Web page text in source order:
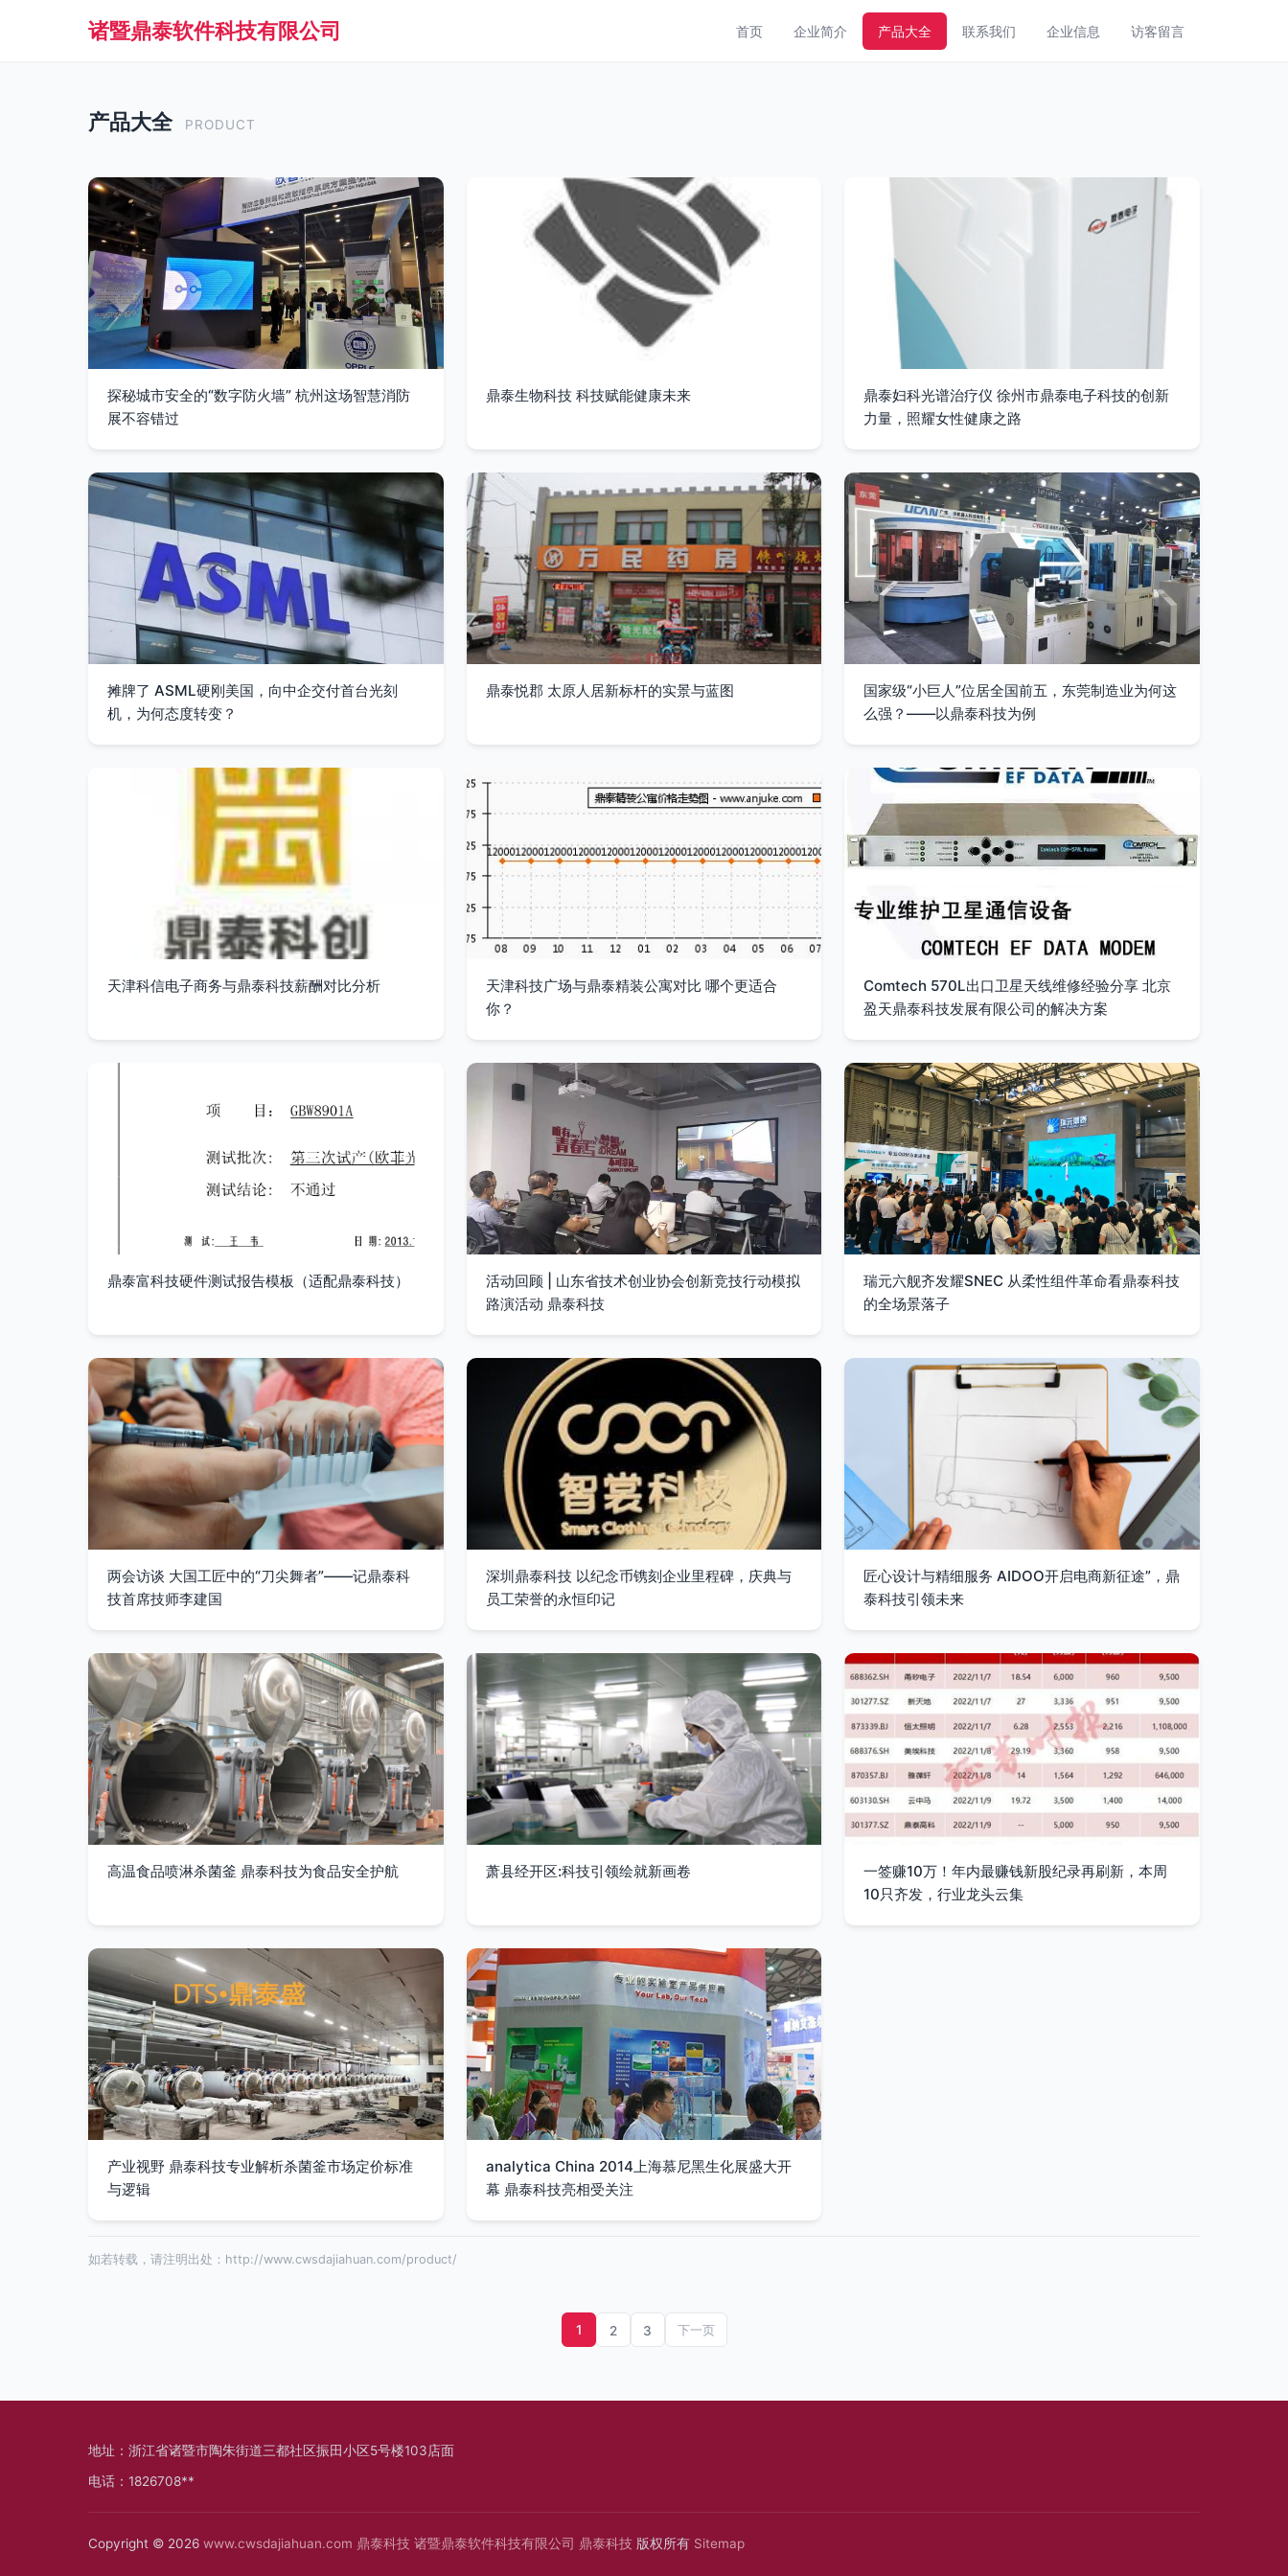
诸暨鼎泰软件科技有限公司 首页 企业简介 产品大全 联系我们 企业信息 访客留言
产品大全 PRODUCT
探秘城市安全的“数字防火墙” 杭州这场智慧消防
展不容错过
鼎泰生物科技 科技赋能健康未来
鼎泰妇科光谱治疗仪 徐州市鼎泰电子科技的创新
力量，照耀女性健康之路
摊牌了 ASML硬刚美国，向中企交付首台光刻
机，为何态度转变？
鼎泰悦郡 太原人居新标杆的实景与蓝图
国家级“小巨人”位居全国前五，东莞制造业为何这
么强？——以鼎泰科技为例
天津科信电子商务与鼎泰科技薪酬对比分析
天津科技广场与鼎泰精装公寓对比 哪个更适合
你？
Comtech 570L出口卫星天线维修经验分享 北京
盈天鼎泰科技发展有限公司的解决方案
鼎泰富科技硬件测试报告模板（适配鼎泰科技）
活动回顾 | 山东省技术创业协会创新竞技行动模拟
路演活动 鼎泰科技
瑞元六舰齐发耀SNEC 从柔性组件革命看鼎泰科技
的全场景落子
两会访谈 大国工匠中的“刀尖舞者”——记鼎泰科
技首席技师李建国
深圳鼎泰科技 以纪念币镌刻企业里程碑，庆典与
员工荣誉的永恒印记
匠心设计与精细服务 AIDOO开启电商新征途”，鼎
泰科技引领未来
高温食品喷淋杀菌釜 鼎泰科技为食品安全护航 萧县经开区:科技引领绘就新画卷
一签赚10万！年内最赚钱新股纪录再刷新，本周
10只齐发，行业龙头云集
产业视野 鼎泰科技专业解析杀菌釜市场定价标准
与逻辑
analytica China 2014上海慕尼黑生化展盛大开
幕 鼎泰科技亮相受关注
如若转载，请注明出处：http://www.cwsdajiahuan.com/product/
1 2 3 下一页
地址：浙江省诸暨市陶朱街道三都社区振田小区5号楼103店面
电话：1826708**
Copyright © 2026 www.cwsdajiahuan.com 鼎泰科技 诸暨鼎泰软件科技有限公司 鼎泰科技 版权所有 Sitemap